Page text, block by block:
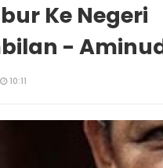
Ke Negeri
-
10:11